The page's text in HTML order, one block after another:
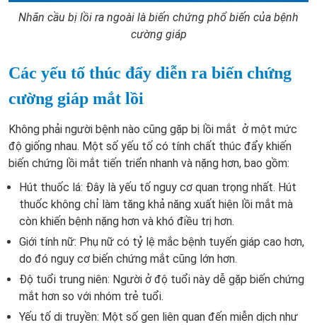
Nhãn cầu bị lồi ra ngoài là biến chứng phổ biến của bệnh
cường giáp
Các yếu tố thúc đẩy diễn ra biến chứng
cường giáp mắt lồi
Không phải người bệnh nào cũng gặp bị lồi mắt ở một mức
độ giống nhau. Một số yếu tố có tính chất thúc đẩy khiến
biến chứng lồi mắt tiến triển nhanh và nặng hơn, bao gồm:
Hút thuốc lá: Đây là yếu tố nguy cơ quan trọng nhất. Hút
thuốc không chỉ làm tăng khả năng xuất hiện lồi mắt mà
còn khiến bệnh nặng hơn và khó điều trị hơn.
Giới tính nữ: Phụ nữ có tỷ lệ mắc bệnh tuyến giáp cao hơn,
do đó nguy cơ biến chứng mắt cũng lớn hơn.
Độ tuổi trung niên: Người ở độ tuổi này dễ gặp biến chứng
mắt hơn so với nhóm trẻ tuổi.
Yếu tố di truyền: Một số gen liên quan đến miễn dịch như